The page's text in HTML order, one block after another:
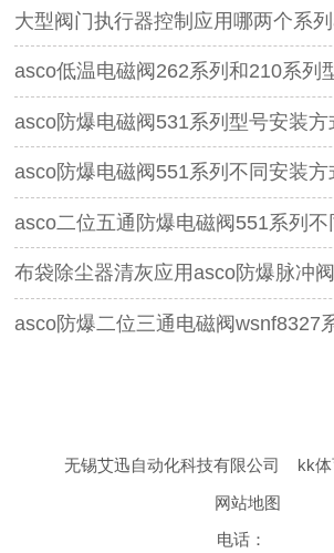
大型阀门执行器控制应用哪两个系
asco低温电磁阀262系列和210系列
asco防爆电磁阀531系列型号安装方
asco防爆电磁阀551系列不同安装
asco二位五通防爆电磁阀551系列不同阀
布袋除尘器清灰应用asco防爆脉冲阀
asco防爆二位三通电磁阀wsnf8327系列在石油化工
无锡艾迅自动化科技有限公司
kk
网站地图
电话：